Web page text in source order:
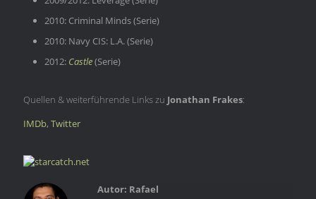
2010: Criminal Minds (Serie)
2010: Navy CIS: L.A. (Serie)
2012: Castle(Serie)
Quellen & weiterführende Links zu Jonathan Frakes:
IMDb, Twitter
Rafael